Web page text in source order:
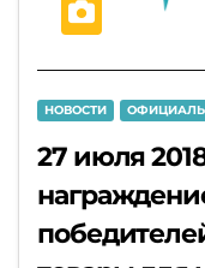
НОВОСТИ
27 июля